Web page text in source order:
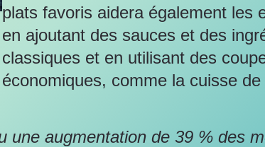
plats favoris aidera également les
en ajoutant des sauces et des
classiques et en utilisant des
économiques, comme la cuisse
une augmentation de 39 % des